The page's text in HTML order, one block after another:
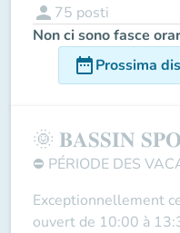
person 75 posti
Non ci sono fasce
date_rangeProssima
🌞 𝐁𝐀𝐒𝐒𝐈𝐍
⛔ PÉRIODE DES
Exceptionnellement
ouvert de 10:00 à